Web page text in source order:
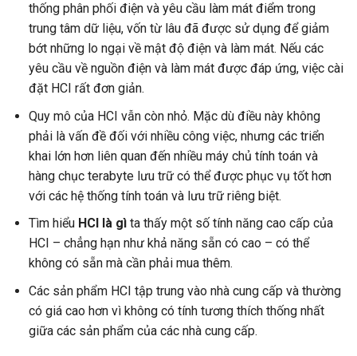
thống phân phối điện và yêu cầu làm mát điểm trong
trung tâm dữ liệu, vốn từ lâu đã được sử dụng để giảm
bớt những lo ngại về mật độ điện và làm mát. Nếu các
yêu cầu về nguồn điện và làm mát được đáp ứng, việc cài
đặt HCI rất đơn giản.
Quy mô của HCI vẫn còn nhỏ. Mặc dù điều này không
phải là vấn đề đối với nhiều công việc, nhưng các triển
khai lớn hơn liên quan đến nhiều máy chủ tính toán và
hàng chục terabyte lưu trữ có thể được phục vụ tốt hơn
với các hệ thống tính toán và lưu trữ riêng biệt.
Tìm hiểu HCI là gìta thấy một số tính năng cao cấp của
HCI – chẳng hạn như khả năng sẵn có cao – có thể
không có sẵn mà cần phải mua thêm.
Các sản phẩm HCI tập trung vào nhà cung cấp và thường
có giá cao hơn vì không có tính tương thích thống nhất
giữa các sản phẩm của các nhà cung cấp.